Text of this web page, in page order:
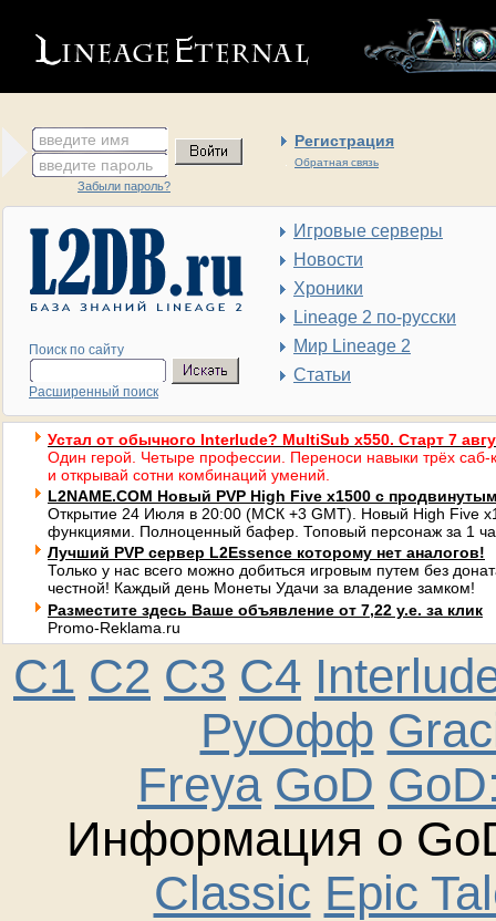
введите имя Регистрация
Обратная связь
введите пароль
Забыли пароль?
Поиск по сайту
Расширенный поиск
Игровые серверы
Новости
Хроники
Lineage 2 по-русски
Мир Lineage 2
Статьи
Устал от обычного Interlude? MultiSub x550. Старт 7
Один герой. Четыре профессии. Переноси навыки трёх саб-
и открывай сотни комбинаций умений.
L2NAME.COM Новый PVP High Five x1500 с
Открытие 24 Июля в 20:00 (МСК +3 GMT). Новый High Five
функциями. Полноценный бафер. Топовый персонаж за 1
Лучший PVP сервер L2Essence которому нет аналогов!
Только у нас всего можно добиться игровым путем без
честной! Каждый день Монеты Удачи за владение замком!
Разместите здесь Ваше объявление от 7,22 у.е. за клик
Promo-Reklama.ru
C1 C2 C3 C4
РуОфф
Freya GoD
Информация о
Classic Epic